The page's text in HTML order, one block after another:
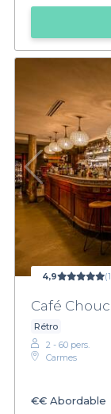
4,9
Café
Rétro
2 - 60 pers.
Carmes
€€ Abordable